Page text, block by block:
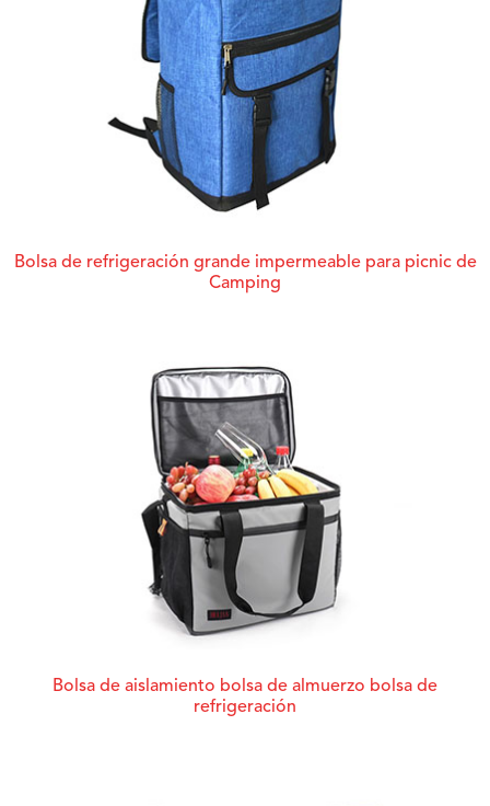
Bolsa de refrigeración grande impermeable para picnic de
Camping
Bolsa de aislamiento bolsa de almuerzo bolsa de
refrigeración